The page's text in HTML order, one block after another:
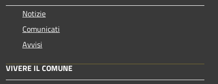
Notizie
Comunicati
Avvisi
VIVERE IL COMUNE